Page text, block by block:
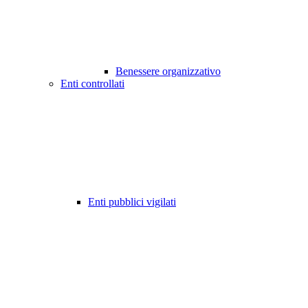
Benessere organizzativo
Enti controllati
Enti pubblici vigilati